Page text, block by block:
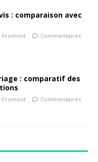
: comparaison avec
Fromont
Commentaires
: comparatif des
Fromont
Commentaires